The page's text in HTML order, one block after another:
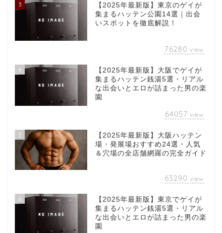
3
【2025年最新版】東京のゲイが
集まるハッテン公園14選｜出会
いスポットを徹底解説！
76280 view
4
【2025年最新版】大阪でゲイが
集まるハッテン銭湯5選・リアル
な出会いとエロが詰まった男の楽
園
64057 view
5
【2025年最新版】大阪ハッテン
場・発展場おすすめ24選・人気
＆穴場の全店舗網羅の完全ガイド
63290 view
6
【2025年最新版】東京でゲイが
集まるハッテン銭湯5選・リアル
な出会いとエロが詰まった男の楽
園